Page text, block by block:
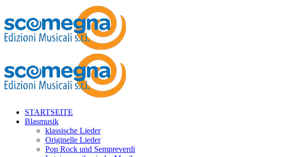
STARTSEITE
Blasmusik
klassische Lieder
Originelle Lieder
Pop Rock und Sempreverdi